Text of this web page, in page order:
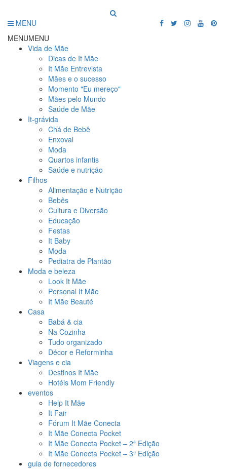
MENU
MENUMENU
Vida de Mãe
Dicas de It Mãe
It Mãe Entrevista
Mães e o sucesso
Momento "Eu mereço"
Mães pelo Mundo
Saúde de Mãe
It-grávida
Chá de Bebê
Enxoval
Moda
Quartos infantis
Saúde e nutrição
Filhos
Alimentação e Nutrição
Bebês
Cultura e Diversão
Educação
Festas
It Baby
Moda
Pediatra de Plantão
Moda e beleza
Look It Mãe
Personal It Mãe
It Mãe Beauté
Casa
Babá & cia
Na Cozinha
Tudo organizado
Décor e Reforminha
Viagens e cia
Destinos It Mãe
Hotéis Mom Friendly
eventos
Help It Mãe
It Fair
Fórum It Mãe Conecta
It Mãe Conecta Pocket
It Mãe Conecta Pocket – 2ª Edição
It Mãe Conecta Pocket – 3ª Edição
guia de fornecedores